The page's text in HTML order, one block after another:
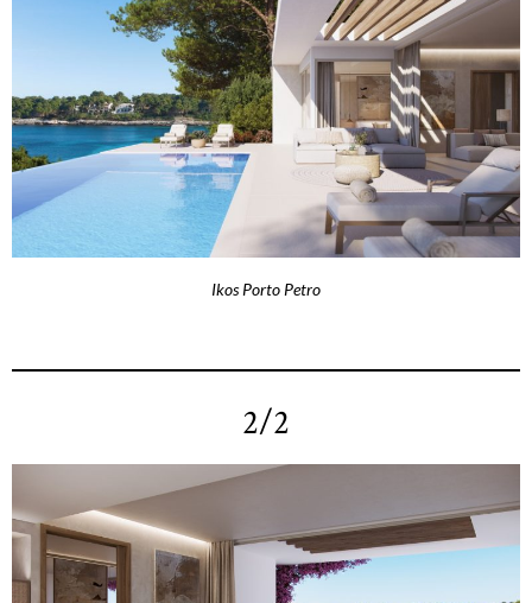
Ikos Porto Petro
2/2